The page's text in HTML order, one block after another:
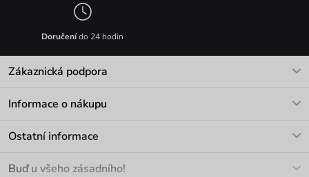
Doručenído 24 hodin
Zákaznická podpora
Informace o nákupu
Materiály a údržba
Ostatní informace
Buď u všeho zásadního!